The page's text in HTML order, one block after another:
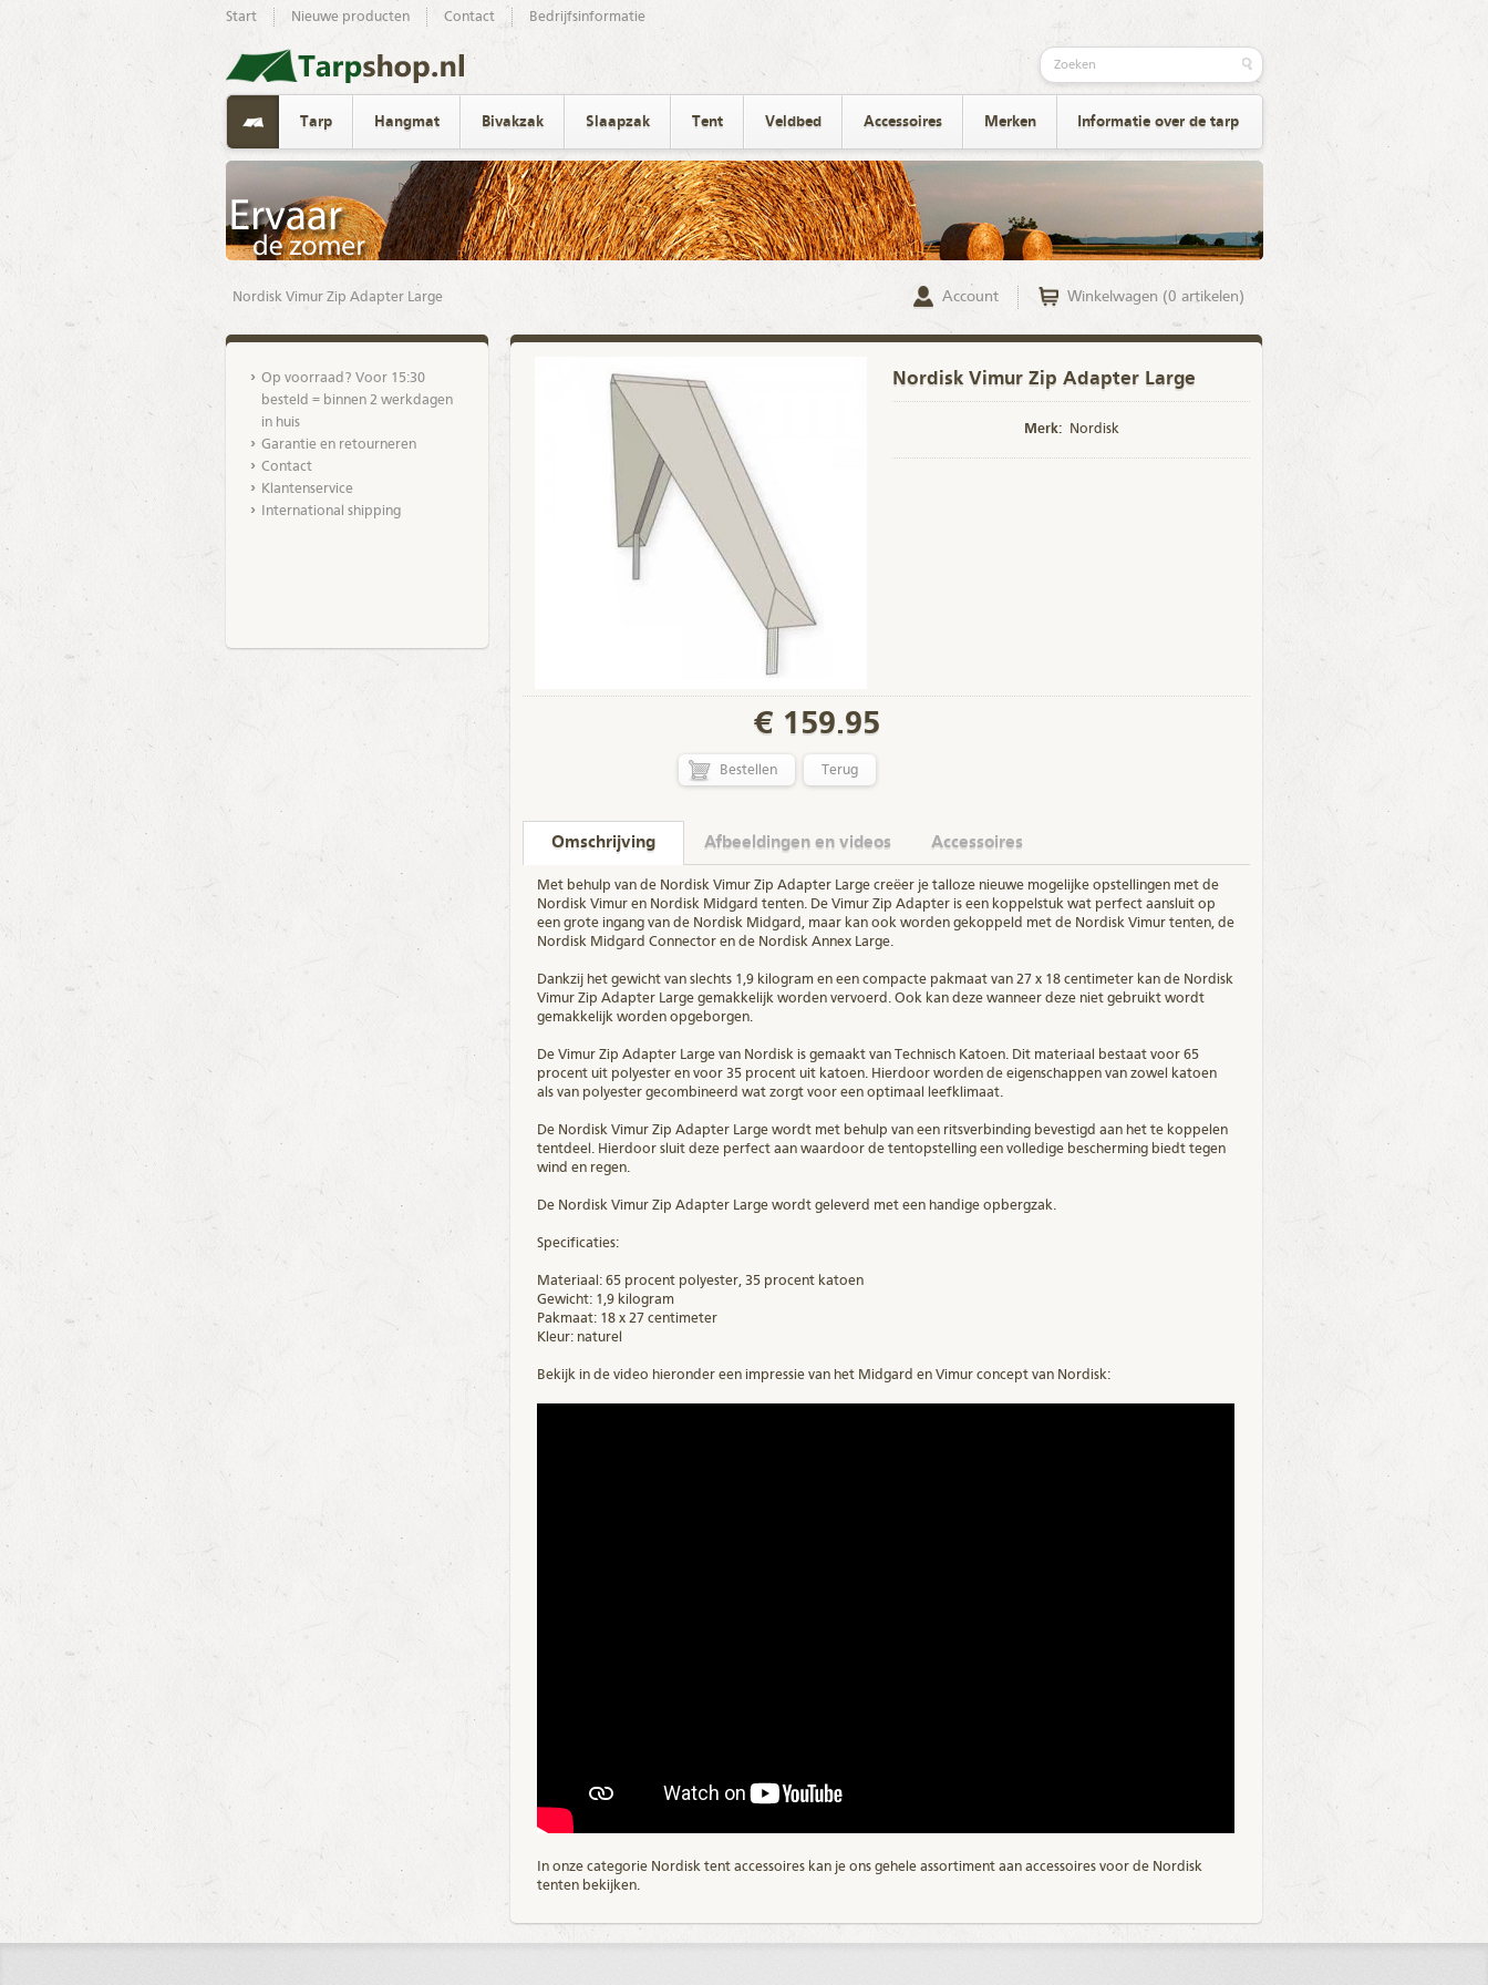
Start Nieuwe producten Contact Bedrijfsinformatie
Tarp Hangmat Bivakzak Slaapzak Tent Veldbed Accessoires Merken Informatie over de tarp
Nordisk Vimur Zip Adapter Large Account Winkelwagen (0 artikelen)
Op voorraad? Voor 15:30
besteld = binnen 2 werkdagen
in huis
Garantie en retourneren
Contact
Klantenservice
International shipping
Nordisk Vimur Zip Adapter Large
Merk: Nordisk
€ 159.95
Terug
Omschrijving Afbeeldingen en videos Accessoires
Met behulp van de Nordisk Vimur Zip Adapter Large creëer je talloze nieuwe mogelijke opstellingen met de
Nordisk Vimur en Nordisk Midgard tenten. De Vimur Zip Adapter is een koppelstuk wat perfect aansluit op
een grote ingang van de Nordisk Midgard, maar kan ook worden gekoppeld met de Nordisk Vimur tenten, de
Nordisk Midgard Connector en de Nordisk Annex Large.
Dankzij het gewicht van slechts 1,9 kilogram en een compacte pakmaat van 27 x 18 centimeter kan de Nordisk
Vimur Zip Adapter Large gemakkelijk worden vervoerd. Ook kan deze wanneer deze niet gebruikt wordt
gemakkelijk worden opgeborgen.
De Vimur Zip Adapter Large van Nordisk is gemaakt van Technisch Katoen. Dit materiaal bestaat voor 65
procent uit polyester en voor 35 procent uit katoen. Hierdoor worden de eigenschappen van zowel katoen
als van polyester gecombineerd wat zorgt voor een optimaal leefklimaat.
De Nordisk Vimur Zip Adapter Large wordt met behulp van een ritsverbinding bevestigd aan het te koppelen
tentdeel. Hierdoor sluit deze perfect aan waardoor de tentopstelling een volledige bescherming biedt tegen
wind en regen.
De Nordisk Vimur Zip Adapter Large wordt geleverd met een handige opbergzak.
Specificaties:
Materiaal: 65 procent polyester, 35 procent katoen
Gewicht: 1,9 kilogram
Pakmaat: 18 x 27 centimeter
Kleur: naturel
Bekijk in de video hieronder een impressie van het Midgard en Vimur concept van Nordisk:
In onze categorie Nordisk tent accessoireskan je ons gehele assortiment aan accessoires voor de Nordisk
tenten bekijken.